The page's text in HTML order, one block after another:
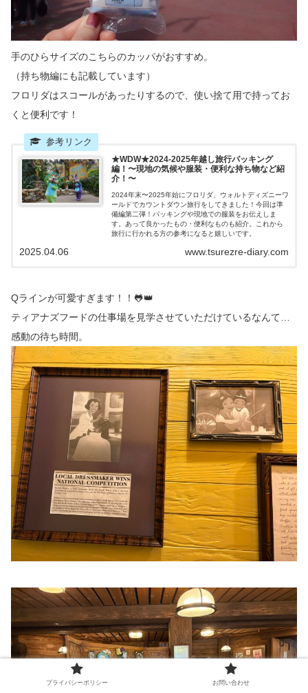
手のひらサイズのこちらのカッパがおすすめ。
（持ち物編にも記載しています）
フロリダはスコールがあったりするので、使い捨て用で持ってお
くと便利です！
★WDW★2024-2025年越し旅行パッキング
編！〜現地の気候や服装・便利な持ち物など紹
介！〜
2024年末〜2025年始にフロリダ、ウォルトディズニーワ
ールドでカウントダウン旅行をしてきました！今回は準
備編第二弾！パッキングや現地での服装をお伝えしま
す。あって良かったもの・便利なものも紹介。これから
旅行に行かれる方の参考になると嬉しいです。
www.tsurezre-diary.com
2025.04.06
Qラインが可愛すぎます！！🐸👑
ティアナズフードの仕事場を見学させていただけているなんて…
感動の待ち時間。
プライバシーポリシー お問い合わせ